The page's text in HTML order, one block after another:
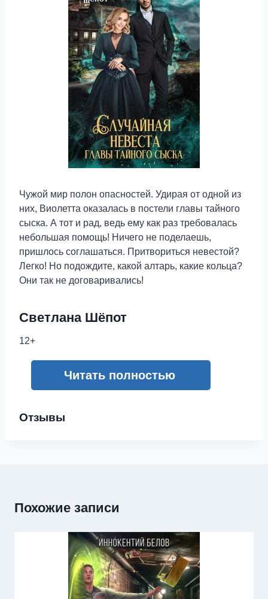
Чужой мир полон опасностей. Удирая от одной из
них, Виолетта оказалась в постели главы тайного
сыска. А тот и рад, ведь ему как раз требовалась
небольшая помощь! Ничего не поделаешь,
пришлось соглашаться. Притвориться невестой?
Легко! Но подождите, какой алтарь, какие кольца?
Они так не договаривались!
Светлана Шёпот
12+
Читать полностью
Отзывы
Похожие записи